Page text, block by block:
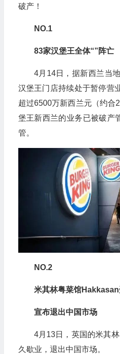
破产！
NO.1
83家汉堡王全体“”阵亡
4月14日，据新西兰当
汉堡王门店持续处于暂停营
超过6500万新西兰元（约合
堡王新西兰的业务已被破产
管。
NO.2
米其林粤菜馆
宣布退出中国市场
4月13日，英国的米其
久歇业，退出中国市场。